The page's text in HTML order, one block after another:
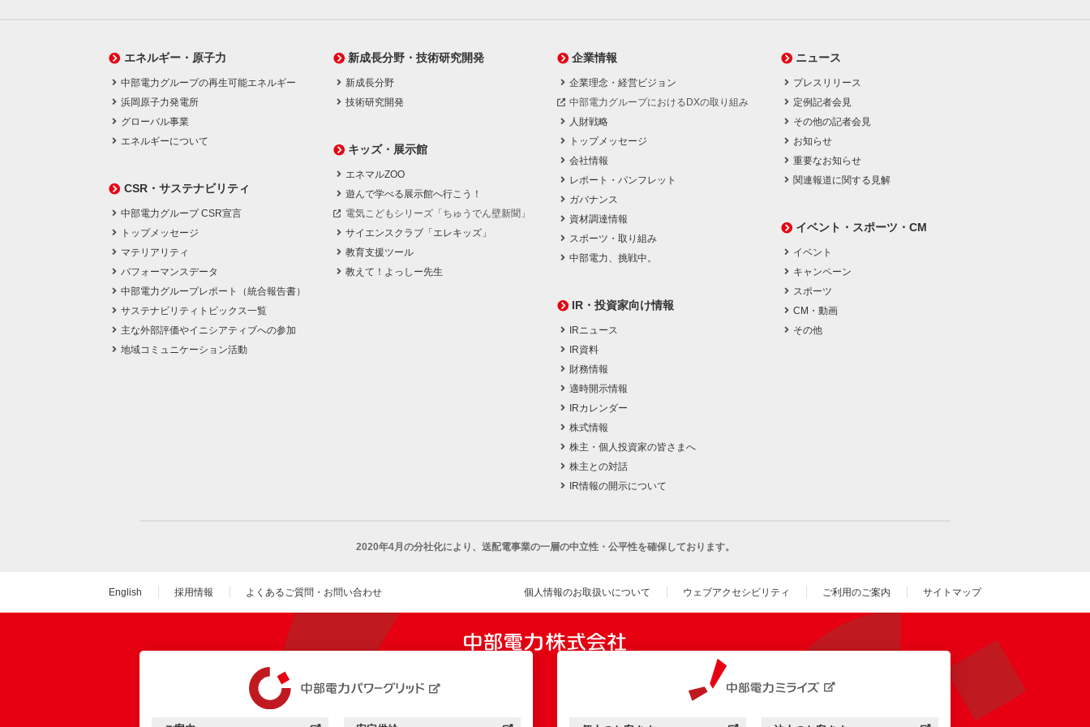
エネルギー・原子力
中部電力グループの再生可能エネルギー
浜岡原子力発電所
グローバル事業
エネルギーについて
CSR・サステナビリティ
中部電力グループ CSR宣言
トップメッセージ
マテリアリティ
パフォーマンスデータ
中部電力グループレポート（統合報告書）
サステナビリティトピックス一覧
主な外部評価やイニシアティブへの参加
地域コミュニケーション活動
新成長分野・技術研究開発
新成長分野
技術研究開発
キッズ・展示館
エネマルZOO
遊んで学べる展示館へ行こう！
電気こどもシリーズ「ちゅうでん壁新聞」
サイエンスクラブ「エレキッズ」
教育支援ツール
教えて！よっしー先生
企業情報
企業理念・経営ビジョン
中部電力グループにおけるDXの取り組み
人財戦略
トップメッセージ
会社情報
レポート・パンフレット
ガバナンス
資材調達情報
スポーツ・取り組み
中部電力、挑戦中。
IR・投資家向け情報
IRニュース
IR資料
財務情報
適時開示情報
IRカレンダー
株式情報
株主・個人投資家の皆さまへ
株主との対話
IR情報の開示について
ニュース
プレスリリース
定例記者会見
その他の記者会見
お知らせ
重要なお知らせ
関連報道に関する見解
イベント・スポーツ・CM
イベント
キャンペーン
スポーツ
CM・動画
その他
2020年4月の分社化により、 送配電事業の一層の中立性・公平性を確保しております。
English 採用情報 よくあるご質問・お問い合わせ 個人情報のお取扱いについて ウェブアクセシビリティ ご利用のご案内 サイトマップ